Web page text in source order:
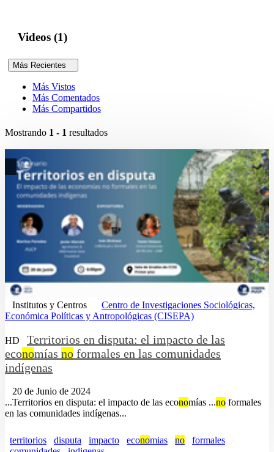
Videos (1)
Más Recientes
Más Vistos
Más Comentados
Más Compartidos
Mostrando 1 - 1 resultados
Institutos y Centros
Centro de Investigaciones Sociológicas,
Económica Políticas y Antropológicas (CISEPA)
HD
Territorios en disputa: el impacto de las
economías no formales en las comunidades
indígenas
20 de Junio de 2024
...Territorios en disputa: el impacto de las economías ...no formales
en las comunidades indígenas...
territorios disputa impacto economias no
formales